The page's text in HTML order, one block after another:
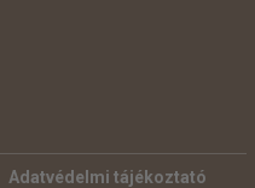
Adatvédelmi tájékoztató